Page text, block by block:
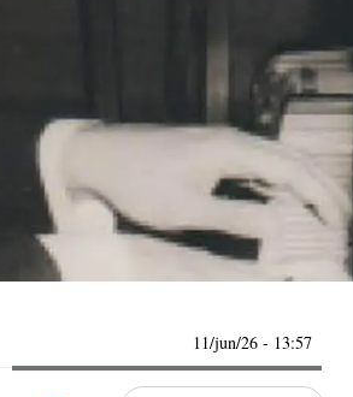
11/jun/26 - 13:57